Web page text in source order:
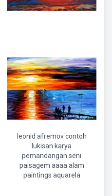
leonid afremov contoh
lukisan karya
pemandangan seni
paisagem aaaa alam
paintings aquarela